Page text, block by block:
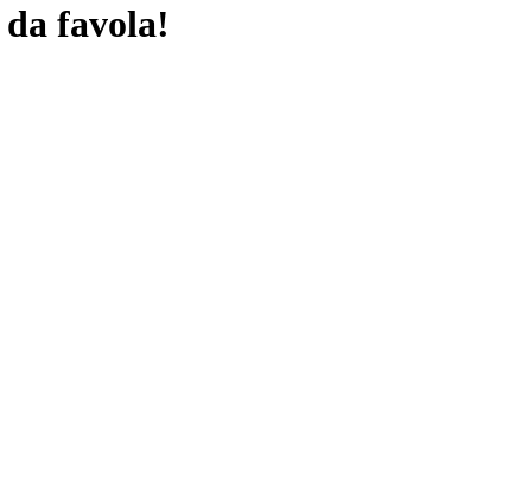
favola!